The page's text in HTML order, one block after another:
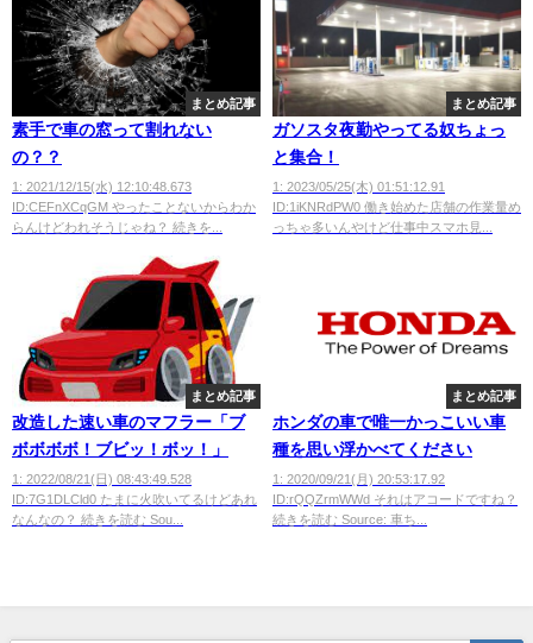
まとめ記事
素手で車の窓って割れない
の？？
1: 2021/12/15(水) 12:10:48.673
ID:CEFnXCqGM やったことないからわか
らんけどわれそうじゃね？ 続きを...
まとめ記事
ガソスタ夜勤やってる奴ちょっ
と集合！
1: 2023/05/25(木) 01:51:12.91
ID:1iKNRdPW0 働き始めた店舗の作業量め
っちゃ多いんやけど仕事中スマホ見...
まとめ記事
改造した速い車のマフラー「ブ
ボボボボ！ブビッ！ボッ！」
1: 2022/08/21(日) 08:43:49.528
ID:7G1DLCld0 たまに火吹いてるけどあれ
なんなの？ 続きを読む Sou...
まとめ記事
ホンダの車で唯一かっこいい車
種を思い浮かべてください
1: 2020/09/21(月) 20:53:17.92
ID:rQQZrmWWd それはアコードですね？
続きを読む Source: 車ち...